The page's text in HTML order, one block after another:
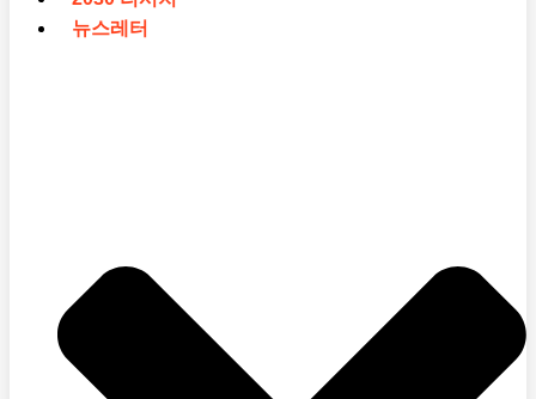
뉴스레터